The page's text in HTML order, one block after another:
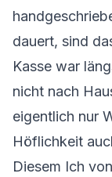
dauert, sind
Kasse war
nicht nach
eigentlich nur
Höflichkeit
Diesem Ich